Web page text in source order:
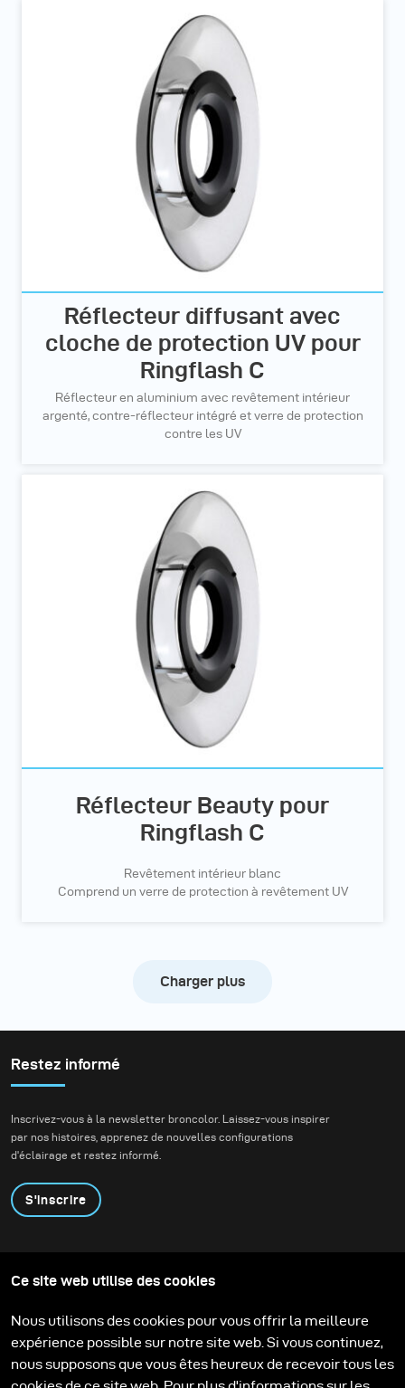
Réflecteur diffusant avec
cloche de protection UV pour
Ringflash C
Réflecteur en aluminium avec revêtement intérieur
argenté, contre-réflecteur intégré et verre de protection
contre les UV
Réflecteur Beauty pour
Ringflash C
Revêtement intérieur blanc
Comprend un verre de protection à revêtement UV
Charger plus
Restez informé
Inscrivez-vous à la newsletter broncolor. Laissez-vous inspirer
par nos histoires, apprenez de nouvelles configurations
d'éclairage et restez informé.
S'inscrire
Contactez-nous
Technologies
Support
Carrière
Media Center
Ce site web utilise des cookies
Nous utilisons des cookies pour vous offrir la meilleure
expérience possible sur notre site web. Si vous continuez,
nous supposons que vous êtes heureux de recevoir tous les